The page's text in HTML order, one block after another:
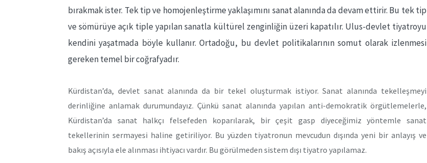
bırakmak ister. Tek tip ve homojenleştirme yaklaşımını sanat alanında da devam ettirir. Bu tek tip
ve sömürüye açık tiple yapılan sanatla kültürel zenginliğin üzeri kapatılır. Ulus-devlet tiyatroyu
kendini yaşatmada böyle kullanır. Ortadoğu, bu devlet politikalarının somut olarak izlenmesi
gereken temel bir coğrafyadır.
Kürdistan’da, devlet sanat alanında da bir tekel oluşturmak istiyor. Sanat alanında tekelleşmeyi
derinliğine anlamak durumundayız. Çünkü sanat alanında yapılan anti-demokratik örgütlemelerle,
Kürdistan’da sanat halkçı felsefeden koparılarak, bir çeşit gasp diyeceğimiz yöntemle sanat
tekellerinin sermayesi haline getiriliyor. Bu yüzden tiyatronun mevcudun dışında yeni bir anlayış ve
bakış açısıyla ele alınması ihtiyacı vardır. Bu görülmeden sistem dışı tiyatro yapılamaz.